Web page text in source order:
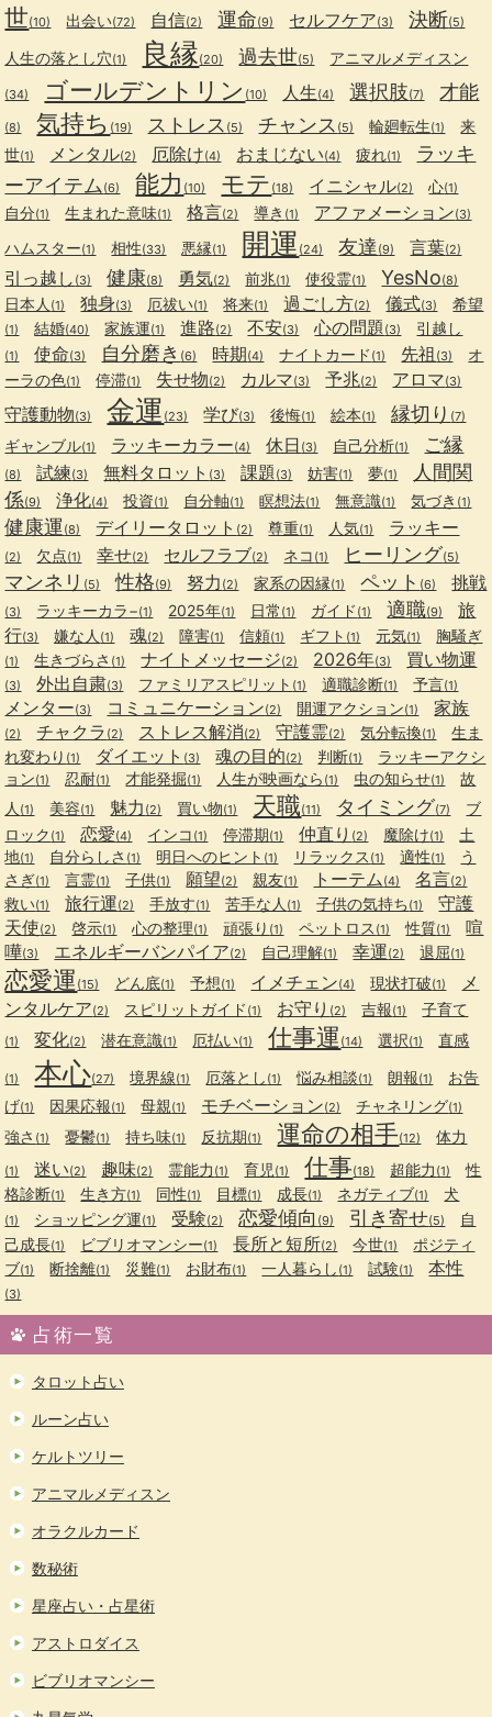
世(10) 出会い(72) 自信(2) 運命(9) セルフケア(3) 決断(5)
人生の落とし穴(1) 良縁(20) 過去世(5) アニマルメディスン
(34) ゴールデントリン (10) 人生(4) 選択肢(7) 才能
(8) 気持ち (19) ストレス (5) チャンス (5) 輪廻転生(1)
来
世(1) メンタル(2) 厄除け(4) おまじない(4) 疲れ(1)
ラッキ
ーアイテム (6) 能力 (10) モテ (18) イニシャル(2) 心(1)
自分(1) 生まれた意味(1) 格言(2) 導き (1) アファメーション(3)
ハムスター(1) 相性(33) 悪縁(1) 開運 (24) 友達 (9) 言葉(2)
引っ越し (3) 健康(8) 勇気(2) 前兆(1) 使役霊(1) YesNo(8)
日本人 (1) 独身(3) 厄祓い(1) 将来(1) 過ごし方(2) 儀式(3) 希望
(1) 結婚(40) 家族運(1) 進路(2) 不安(3) 心の問題 (3) 引越し
(1) 使命(3) 自分磨き (6) 時期(4) ナイトカード (1) 先祖 (3)
オ
ーラの色(1) 停滞(1) 失せ物(2) カルマ(3) 予兆(2) アロマ(3)
守護動物(3) 金運 (23) 学び(3) 後悔(1) 絵本(1) 縁切り (7)
ギャンブル(1) ラッキーカラー(4) 休日 (3) 自己分析(1) ご縁
(8) 試練(3) 無料タロット (3) 課題 (3) 妨害(1) 夢(1)
人間関
係(9) 浄化(4) 投資(1) 自分軸(1) 瞑想法(1) 無意識(1) 気づき (1)
健康運(8) デイリータロット (2) 尊重(1) 人気(1) ラッキー
(2) 欠点(1) 幸せ(2) セルフラブ(2) ネコ (1) ヒーリング(5)
マンネリ (5) 性格(9) 努力 (2) 家系の因縁(1) ペット (6) 挑戦
(3) ラッキーカラ−(1) 2025年(1) 日常 (1) ガイド (1) 適職(9)
旅
行(3) 嫌な人 (1) 魂(2) 障害(1) 信頼(1) ギフト (1) 元気(1) 胸騒ぎ
(1) 生きづらさ (1) ナイトメッセージ(2) 2026年(3) 買い物運
(3) 外出自粛(3) ファミリアスピリット (1) 適職診断(1) 予言(1)
メンター(3) コミュニケーション(2) 開運アクション(1) 家族
(2) チャクラ (2) ストレス解消(2) 守護霊(2) 気分転換(1)
生ま
れ変わり (1) ダイエット (3) 魂の目的(2) 判断(1)
ラッキーアクシ
ョン(1) 忍耐(1) 才能発掘(1) 人生が映画なら (1) 虫の知らせ(1)
故
人 (1) 美容(1) 魅力 (2) 買い物(1) 天職(11) タイミング(7)
ブ
ロック (1) 恋愛(4) インコ (1) 停滞期(1) 仲直り (2) 魔除け(1)
土
地(1) 自分らしさ (1) 明日へのヒント (1) リラックス (1) 適性(1)
う
さぎ(1) 言霊(1) 子供(1) 願望(2) 親友(1) トーテム (4) 名言(2)
救い(1) 旅行運(2) 手放す(1) 苦手な人 (1) 子供の気持ち(1)
守護
天使(2) 啓示(1) 心の整理(1) 頑張り (1) ペットロス (1) 性質(1)
喧
嘩(3) エネルギーバンパイア(2) 自己理解(1) 幸運(2) 退屈(1)
恋愛運 (15) どん底(1) 予想(1) イメチェン(4) 現状打破(1)
メ
ンタルケア(2) スピリットガイド (1) お守り (2) 吉報(1) 子育て
(1) 変化(2) 潜在意識(1) 厄払い(1) 仕事運 (14) 選択(1) 直感
(1) 本心(27) 境界線(1) 厄落とし (1) 悩み相談(1) 朗報(1)
お告
げ(1) 因果応報(1) 母親(1) モチベーション(2) チャネリング(1)
強さ (1) 憂鬱(1) 持ち味(1) 反抗期(1) 運命の相手(12) 体力
(1) 迷い(2) 趣味(2) 霊能力 (1) 育児 (1) 仕事(18) 超能力 (1)
性
格診断(1) 生き方(1) 同性(1) 目標(1) 成長(1) ネガティブ(1) 犬
(1) ショッピング運(1) 受験(2) 恋愛傾向 (9) 引き寄せ(5)
自
己成長(1) ビブリオマンシー(1) 長所と短所(2) 今世(1)
ポジティ
ブ(1) 断捨離(1) 災難(1) お財布(1) 一人暮らし (1) 試験(1) 本性
(3)
占術一覧
タロット占い
ルーン占い
ケルトツリー
アニマルメディスン
オラクルカード
数秘術
星座占い・占星術
アストロダイス
ビブリオマンシー